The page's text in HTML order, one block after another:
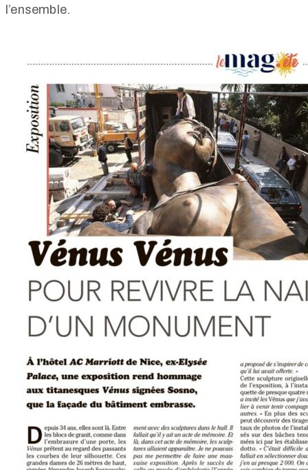
l’ensemble.